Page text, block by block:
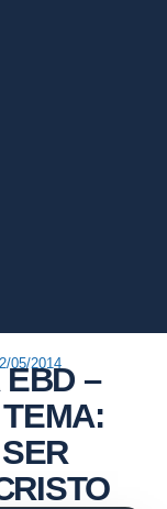
05/2014
EBD –